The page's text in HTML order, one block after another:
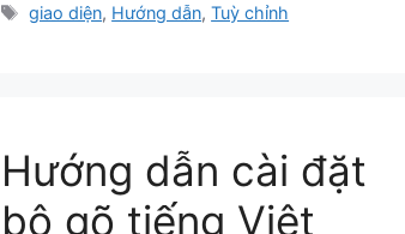
Tags
giao diện, Hướng dẫn,Tuỳ chỉnh
Hướng dẫn cài đặt
bộ gõ tiếng Việt